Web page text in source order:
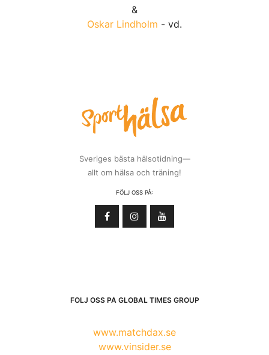
&
Oskar Lindholm - vd.
Sveriges bästa hälsotidning—
allt om hälsa och träning!
FÖLJ OSS PÅ:
FÖLJ OSS PÅ GLOBAL TIMES GROUP
www.matchdax.se
www.vinsider.se